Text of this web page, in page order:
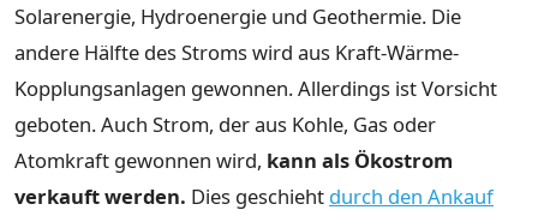
Solarenergie, Hydroenergie und Geothermie. Die
andere Hälfte des Stroms wird aus Kraft-Wärme-
Kopplungsanlagen gewonnen. Allerdings ist Vorsicht
geboten. Auch Strom, der aus Kohle, Gas oder
Atomkraft gewonnen wird, kann als Ökostrom
verkauft werden. Dies geschieht durch den Ankauf